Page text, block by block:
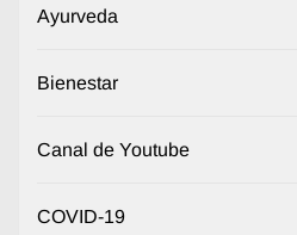
Ayurveda
Bienestar
Canal de Youtube
COVID-19